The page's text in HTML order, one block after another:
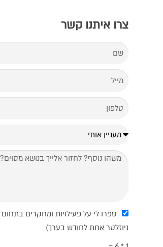
צרו איתנו קשר
ספרו לי על פעילויות ומחקרים
ניוזלטר אחת לחודש בערך)